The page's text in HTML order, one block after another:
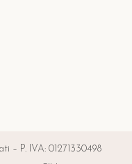
– P. IVA: 01271330498